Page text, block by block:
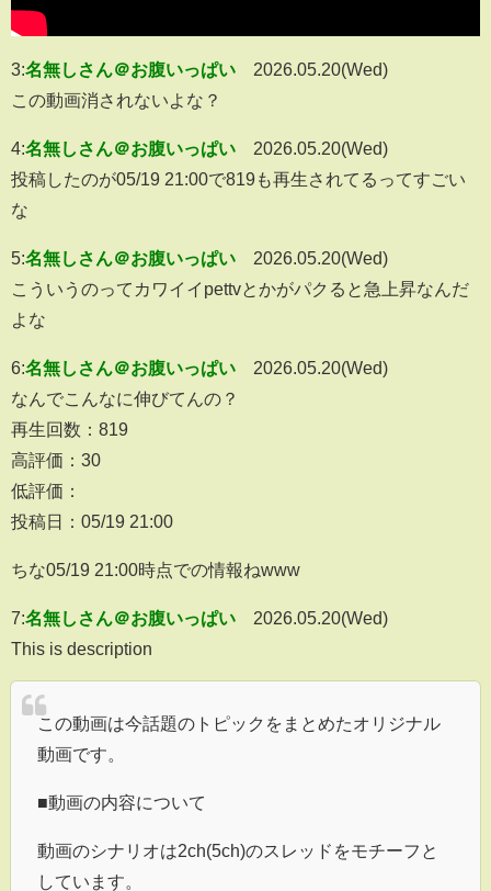
3:名無しさん＠お腹いっぱい
2026.05.20(Wed)
この動画消されないよな？
4:名無しさん＠お腹いっぱい
2026.05.20(Wed)
投稿したのが05/19 21:00で819も再生されてるってすごい
な
5:名無しさん＠お腹いっぱい
2026.05.20(Wed)
こういうのってカワイイpettvとかがパクると急上昇なんだ
よな
6:名無しさん＠お腹いっぱい
2026.05.20(Wed)
なんでこんなに伸びてんの？
再生回数：819
高評価：30
低評価：
投稿日：05/19 21:00
ちな05/19 21:00時点での情報ねwww
7:名無しさん＠お腹いっぱい
2026.05.20(Wed)
This is description
この動画は今話題のトピックをまとめたオリジナル
動画です。
■動画の内容について
動画のシナリオは2ch(5ch)のスレッドをモチーフと
しています。